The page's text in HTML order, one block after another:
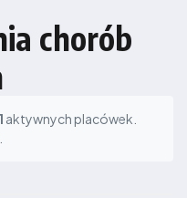
chorób
1 aktywnych placówek.